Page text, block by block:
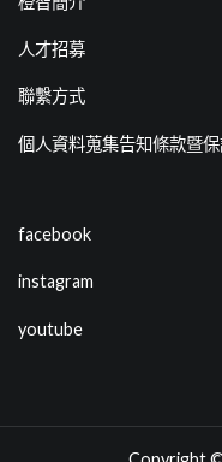
人才招募
聯繫方式
個人資料蒐集告知條款暨
facebook
instagram
youtube